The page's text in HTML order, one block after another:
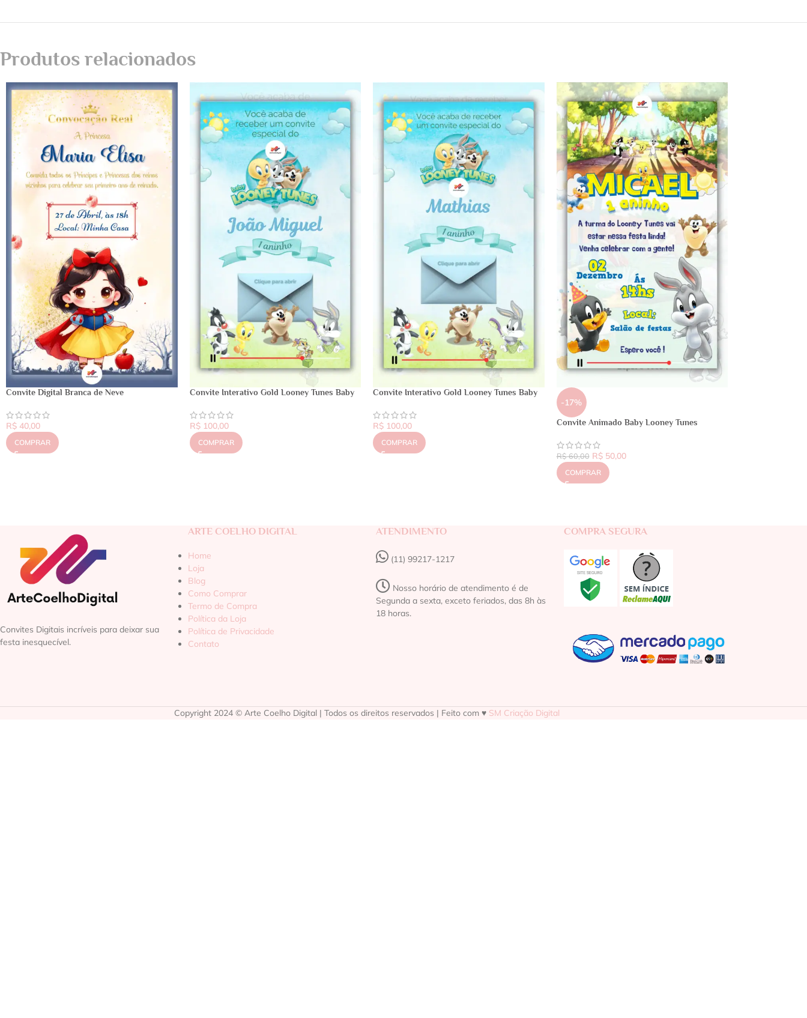
Produtos relacionados
Convite Digital Branca de Neve
R$ 40,00
COMPRAR
Convite Interativo Gold Looney Tunes Baby
R$100,00
COMPRAR
Convite Interativo Gold Looney Tunes Baby
R$ 100,00
COMPRAR
-17%
Convite Animado Baby Looney Tunes
R$60,00 R$50,00
COMPRAR
Convites Digitais incríveis para deixar sua
festa inesquecível.
ARTE COELHO DIGITAL
Home
Loja
Blog
Como Comprar
Termo de Compra
Política da Loja
Política de Privacidade
Contato
ATENDIMENTO
(11) 99217-1217‬
Nosso horário de atendimento é de
Segunda a sexta, exceto feriados, das 8h às
18 horas.
COMPRA SEGURA
Copyright 2024 © Arte Coelho Digital | Todos os direitos reservados | Feito com ♥ SM Criação Digital